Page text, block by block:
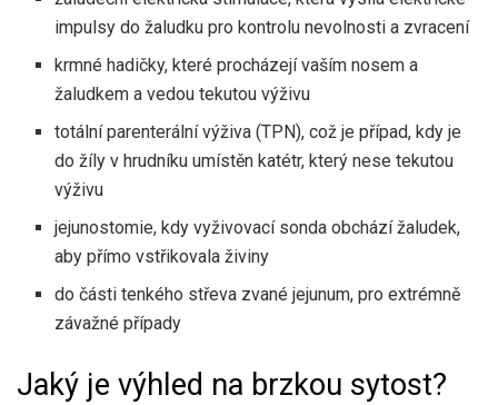
impulsy do žaludku pro kontrolu nevolnosti a zvracení
krmné hadičky, které procházejí vaším nosem a
žaludkem a vedou tekutou výživu
totální parenterální výživa (TPN), což je případ, kdy je
do žíly v hrudníku umístěn katétr, který nese tekutou
výživu
jejunostomie, kdy vyživovací sonda obchází žaludek,
aby přímo vstřikovala živiny
do části tenkého střeva zvané jejunum, pro extrémně
závažné případy
Jaký je výhled na brzkou sytost?